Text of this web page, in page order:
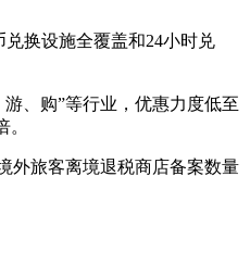
换设施全覆盖和24小时兑
、购”等行业，优惠力度低至
外旅客离境退税商店备案数量